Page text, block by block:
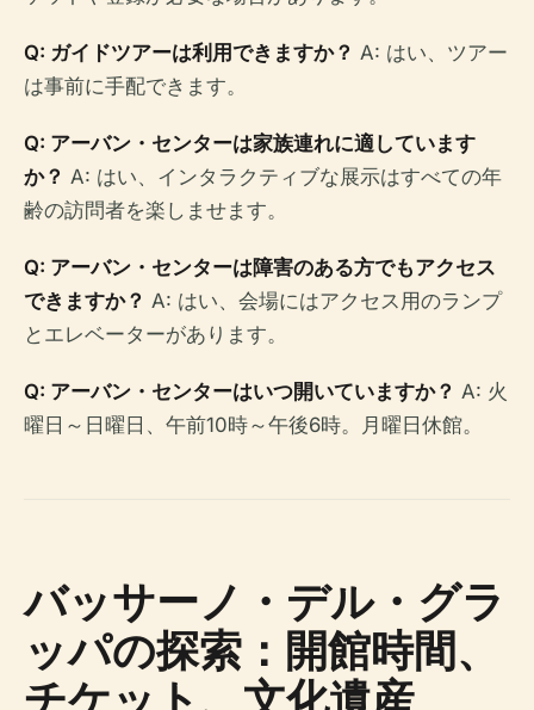
Q: ガイドツアーは利用できますか？ A: はい、ツアー
は事前に手配できます。
Q: アーバン・センターは家族連れに適しています
か？ A: はい、インタラクティブな展示はすべての年
齢の訪問者を楽しませます。
Q: アーバン・センターは障害のある方でもアクセス
できますか？ A: はい、会場にはアクセス用のランプ
とエレベーターがあります。
Q: アーバン・センターはいつ開いていますか？ A: 火
曜日～日曜日、午前10時～午後6時。月曜日休館。
バッサーノ・デル・グラ
ッパの探索：開館時間、